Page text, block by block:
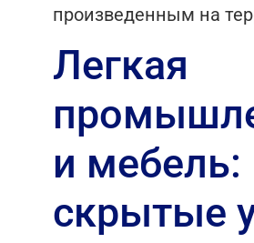
произведенным на
Легкая
и мебель:
скрытые